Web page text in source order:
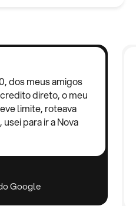
dos meus amigos
direto, o meu
limite, roteava
para ir a Nova
Google